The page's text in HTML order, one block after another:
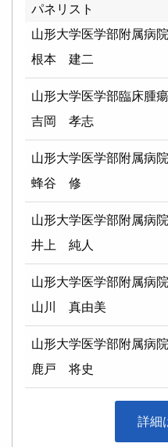
パネリスト
山形大学医学部附属病
根本 建二
山形大学医学部臨床腫
吉岡 孝志
山形大学医学部附属病
蜂谷 修
山形大学医学部附属病
井上 純人
山形大学医学部附属病
山川 真由美
山形大学医学部附属病
鹿戸 将史
詳細